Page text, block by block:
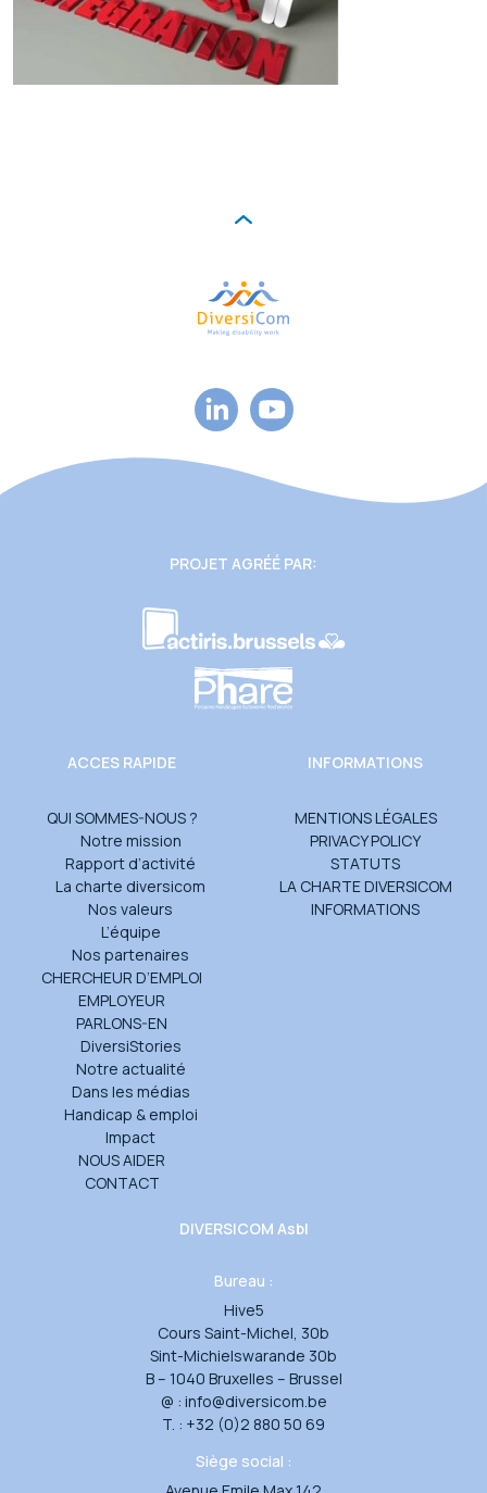
DIVERSICOM Asbl
Bureau :
Hive5
Cours Saint-Michel, 30b
Sint-Michielswarande 30b
B – 1040 Bruxelles – Brussel
@ : info@diversicom.be
T. : +32 (0)2 880 50 69
Siège social :
ACCES RAPIDE
QUI SOMMES-NOUS ?
Notre mission
Rapport d’activité
La charte diversicom
Nos valeurs
L’équipe
Nos partenaires
CHERCHEUR D’EMPLOI
EMPLOYEUR
PARLONS-EN
DiversiStories
Notre actualité
Dans les médias
Handicap & emploi
Impact
NOUS AIDER
CONTACT
INFORMATIONS
MENTIONS LÉGALES
PRIVACY POLICY
STATUTS
LA CHARTE DIVERSICOM
INFORMATIONS
PROJET AGRÉÉ PAR: